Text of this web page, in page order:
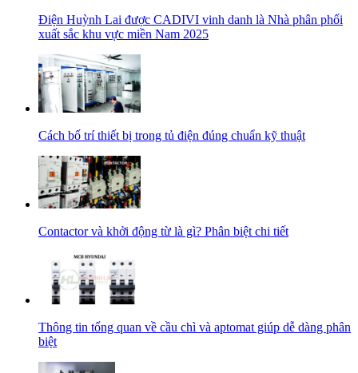
Điện Huỳnh Lai được CADIVI vinh danh là Nhà phân phối
xuất sắc khu vực miền Nam 2025
Cách bố trí thiết bị trong tủ điện đúng chuẩn kỹ thuật
Contactor và khởi động từ là gì? Phân biệt chi tiết
Thông tin tổng quan về cầu chì và aptomat giúp dễ dàng phân
biệt